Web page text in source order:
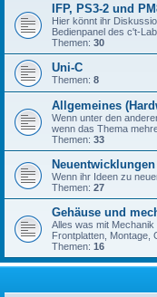
IFP, PS3-2 und
Hier könnt ihr
Bedienpanel des c't-
Themen: 30
Uni-C
Themen: 8
Allgemeines
Wenn unter den
wenn das Thema
Themen: 33
Wenn ihr Ideen zu
Themen: 27
Gehäuse und
Alles was mit
Frontplatten, Montage,
Themen: 16